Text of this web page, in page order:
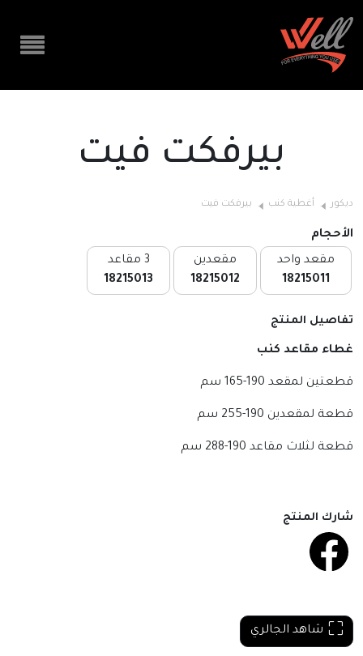
بيرفكت فيت
ديكور أغطية كنب بيرفكت فيت
الأحجام
مقعد واحد
18215011
مقعدين
18215012
3 مقاعد
18215013
تفاصيل المنتج
غطاء مقاعد كنب
قطعتين لمقعد 190-165 سم
قطعة لمقعدين 190-255 سم
قطعة لثلاث مقاعد 190-288 سم
شارك المنتج
شاهد الجالري